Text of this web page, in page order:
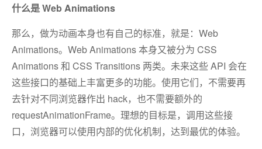
什么是 Web Animations
那么，做为动画本身也有自己的标准，就是：Web
Animations。Web Animations 本身又被分为 CSS
Animations 和 CSS Transitions 两类。未来这些 API 会在
这些接口的基础上丰富更多的功能。使用它们，不需要再
去针对不同浏览器作出 hack，也不需要额外的
requestAnimationFrame。理想的目标是，调用这些接
口，浏览器可以使用内部的优化机制，达到最优的体验。